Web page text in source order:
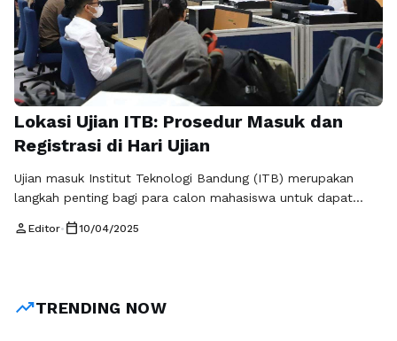
Lokasi Ujian ITB: Prosedur Masuk dan
Registrasi di Hari Ujian
Ujian masuk Institut Teknologi Bandung (ITB) merupakan
langkah penting bagi para calon mahasiswa untuk dapat
di Indonesia. Memastikan bahwa Anda mengetahui lokasi
Baca Selengkapnya
person Editor• calendar_today10/04/2025
trending_upTRENDING NOW